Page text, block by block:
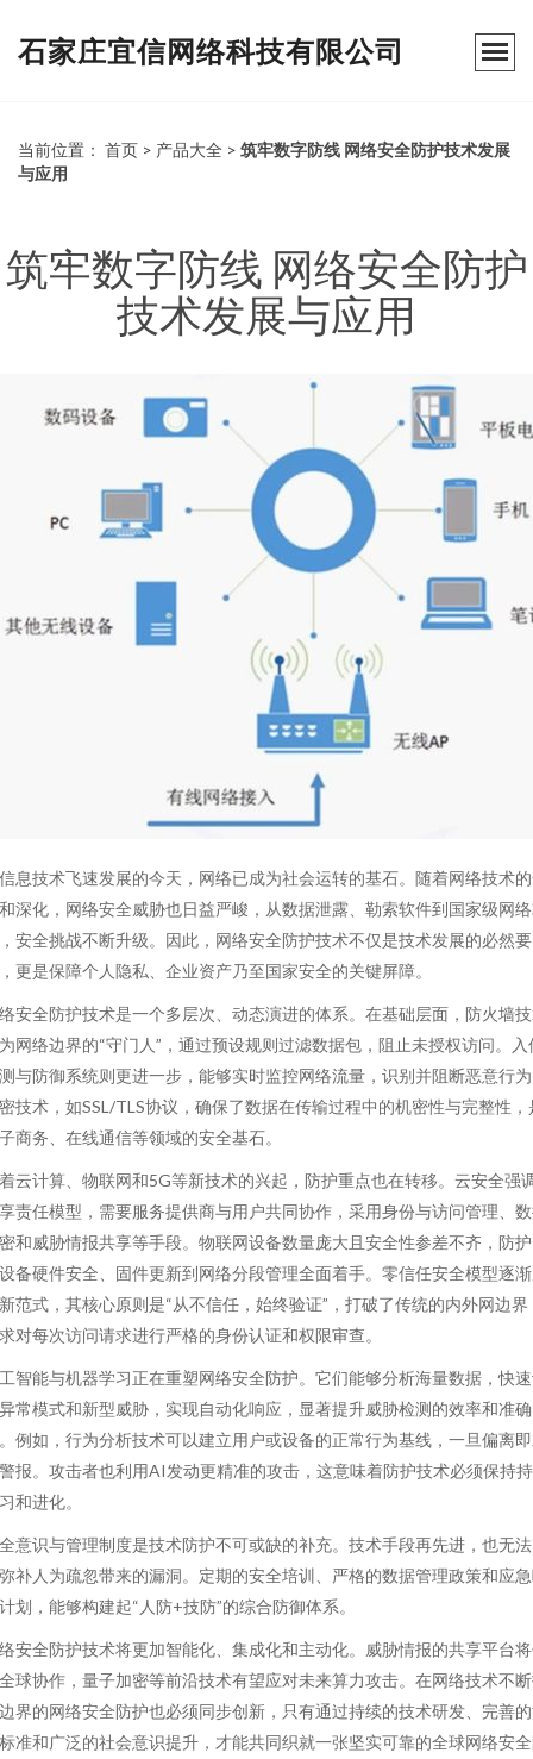
石家庄宜信网络科技有限公司
当前位置： 首页 > 产品大全 > 筑牢数字防线 网络安全防护技术发展
与应用
筑牢数字防线 网络安全防护
技术发展与应用
息技术飞速发展的今天，网络已成为社会运转的基石。随着网络技术
深化，网络安全威胁也日益严峻，从数据泄露、勒索软件到国家级网
安全挑战不断升级。因此，网络安全防护技术不仅是技术发展的必然要
更是保障个人隐私、企业资产乃至国家安全的关键屏障。
安全防护技术是一个多层次、动态演进的体系。在基础层面，防火墙
网络边界的“守门人”，通过预设规则过滤数据包，阻止未授权访问。入
与防御系统则更进一步，能够实时监控网络流量，识别并阻断恶意行
技术，如SSL/TLS协议，确保了数据在传输过程中的机密性与完整性，
商务、在线通信等领域的安全基石。
云计算、物联网和5G等新技术的兴起，防护重点也在转移。云安全强
责任模型，需要服务提供商与用户共同协作，采用身份与访问管理、
和威胁情报共享等手段。物联网设备数量庞大且安全性参差不齐，防
备硬件安全、固件更新到网络分段管理全面着手。零信任安全模型逐
范式，其核心原则是“从不信任，始终验证”，打破了传统的内外网边界
对每次访问请求进行严格的身份认证和权限审查。
智能与机器学习正在重塑网络安全防护。它们能够分析海量数据，快
常模式和新型威胁，实现自动化响应，显著提升威胁检测的效率和准确
例如，行为分析技术可以建立用户或设备的正常行为基线，一旦偏离
报。攻击者也利用AI发动更精准的攻击，这意味着防护技术必须保持
和进化。
意识与管理制度是技术防护不可或缺的补充。技术手段再先进，也无
补人为疏忽带来的漏洞。定期的安全培训、严格的数据管理政策和应
划，能够构建起“人防+技防”的综合防御体系。
安全防护技术将更加智能化、集成化和主动化。威胁情报的共享平台
球协作，量子加密等前沿技术有望应对未来算力攻击。在网络技术不
界的网络安全防护也必须同步创新，只有通过持续的技术研发、完善
准和广泛的社会意识提升，才能共同织就一张坚实可靠的全球网络安